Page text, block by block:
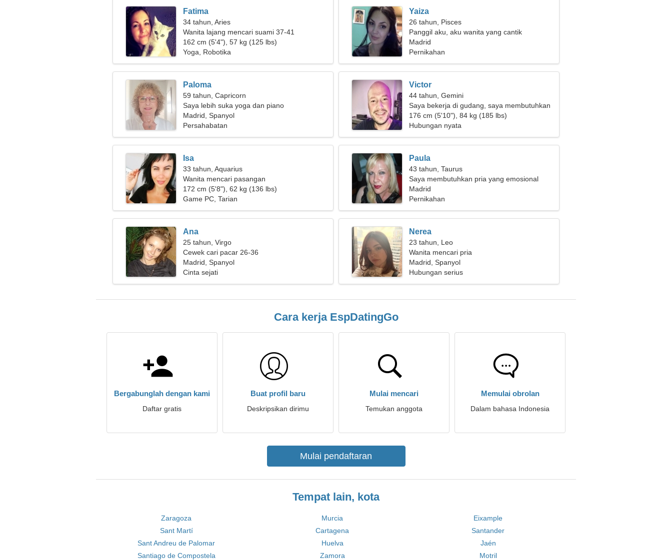
Fatima
34 tahun, Aries
Wanita lajang mencari suami 37-41
162 cm (5'4"), 57 kg (125 lbs)
Yoga, Robotika
Yaiza
26 tahun, Pisces
Panggil aku, aku wanita yang cantik
Madrid
Pernikahan
Paloma
59 tahun, Capricorn
Saya lebih suka yoga dan piano
Madrid, Spanyol
Persahabatan
Victor
44 tahun, Gemini
Saya bekerja di gudang, saya membutuhkan
wanita yang ceria
176 cm (5'10"), 84 kg (185 lbs)
Hubungan nyata
Isa
33 tahun, Aquarius
Wanita mencari pasangan
172 cm (5'8"), 62 kg (136 lbs)
Game PC, Tarian
Paula
43 tahun, Taurus
Saya membutuhkan pria yang emosional
untuk memasak bersama
Madrid
Pernikahan
Ana
25 tahun, Virgo
Cewek cari pacar 26-36
Madrid, Spanyol
Cinta sejati
Nerea
23 tahun, Leo
Wanita mencari pria
Madrid, Spanyol
Hubungan serius
Cara kerja EspDatingGo
Bergabunglah dengan kami
Daftar gratis
Buat profil baru
Deskripsikan dirimu
Mulai mencari
Temukan anggota
Memulai obrolan
Dalam bahasa Indonesia
Mulai pendaftaran
Tempat lain, kota
Zaragoza Murcia
Eixample
Sant Martí
Cartagena
Santander
Sant Andreu de Palomar
Huelva
Jaén
Santiago de Compostela
Zamora Motril